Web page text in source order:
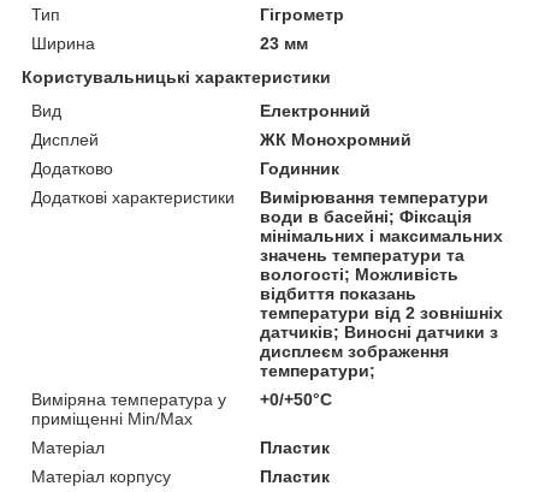
Тип
Гігрометр
Ширина
23 мм
Користувальницькі характеристики
Вид
Електронний
Дисплей
ЖК Монохромний
Додатково
Годинник
Додаткові характеристики
Вимірювання температури
води в басейні; Фіксація
мінімальних і максимальних
значень температури та
вологості; Можливість
відбиття показань
температури від 2 зовнішніх
датчиків; Виносні датчики з
дисплеєм зображення
температури;
Виміряна температура у
приміщенні Min/Max
+0/+50°C
Матеріал
Пластик
Матеріал корпусу
Пластик